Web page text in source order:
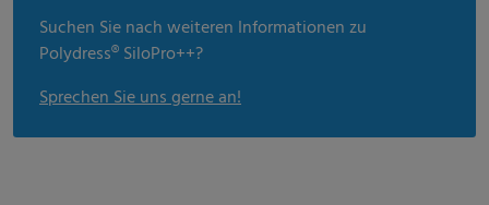
Suchen Sie nach weiteren Informationen zu
Polydress® SiloPro++?
Sprechen Sie uns gerne an!